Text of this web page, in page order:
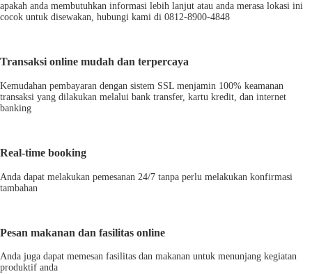
apakah anda membutuhkan informasi lebih lanjut atau anda merasa lokasi ini
cocok untuk disewakan, hubungi kami di 0812-8900-4848
Transaksi online mudah dan terpercaya
Kemudahan pembayaran dengan sistem SSL menjamin 100% keamanan
transaksi yang dilakukan melalui bank transfer, kartu kredit, dan internet
banking
Real-time booking
Anda dapat melakukan pemesanan 24/7 tanpa perlu melakukan konfirmasi
tambahan
Pesan makanan dan fasilitas online
Anda juga dapat memesan fasilitas dan makanan untuk menunjang kegiatan
produktif anda